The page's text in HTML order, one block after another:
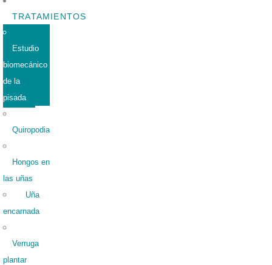
TRATAMIENTOS
Estudio
biomecánico
de la
pisada
Quiropodia
Hongos en
las uñas
Uña
encarnada
Verruga
plantar